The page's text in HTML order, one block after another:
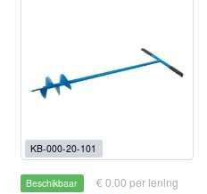
KB-000-20-101
Beschikbaar € 0.00 per lening